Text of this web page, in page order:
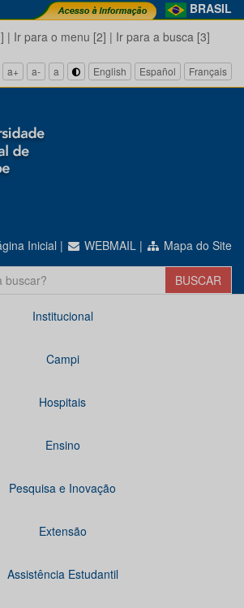
BRASIL
| Ir para o menu [2] | Ir para a busca [3]
a+ a- a English Español Français
Inicial | WEBMAIL | Mapa do Site
Institucional
Campi
Hospitais
Ensino
Pesquisa e Inovação
Extensão
Assistência Estudantil